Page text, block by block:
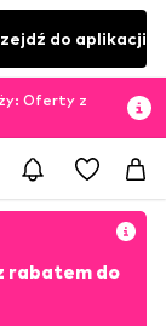
do aplikacji
Oferty z
rabatem do